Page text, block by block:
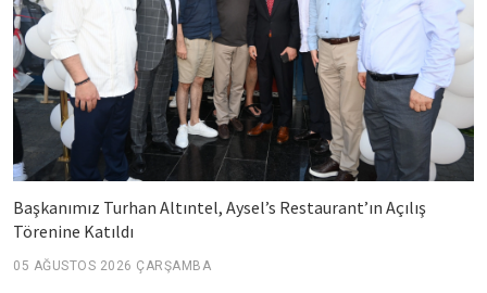
Başkanımız Turhan Altıntel, Aysel’s Restaurant’ın Açılış
Törenine Katıldı
05 AĞUSTOS 2026 ÇARŞAMBA